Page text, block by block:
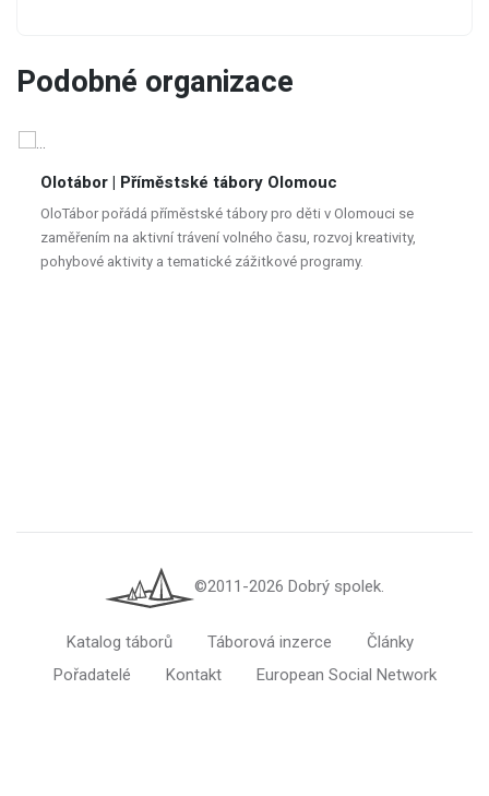
Podobné organizace
Olotábor | Příměstské tábory Olomouc
OloTábor pořádá příměstské tábory pro děti v Olomouci se
zaměřením na aktivní trávení volného času, rozvoj kreativity,
pohybové aktivity a tematické zážitkové programy.
©2011-2026 Dobrý spolek.
Katalog táborů Táborová inzerce
Články
Pořadatelé
Kontakt European Social Network